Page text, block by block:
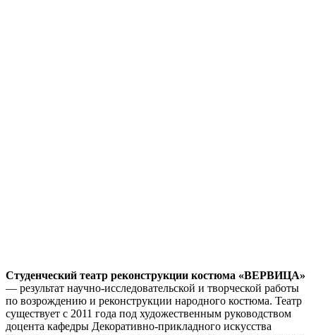
Студенческий театр реконструкции костюма «ВЕРВИЦА»
— результат научно-исследовательской и творческой работы
по возрождению и реконструкции народного костюма. Театр
существует с 2011 года под художественным руководством
доцента кафедры Декоративно-прикладного искусства